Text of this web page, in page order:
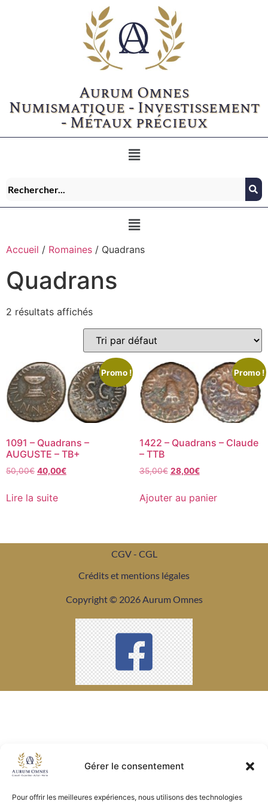
Gérer le consentement
Pour offrir les meilleures expériences, nous utilisons des technologies
Aurum Omnes
Numismatique - Investissement
- Métaux précieux
Accueil / Romaines / Quadrans
Quadrans
2 résultats affichés
Promo !
1091 – Quadrans –
AUGUSTE – TB+
50,00€ 40,00€
Lire la suite
Promo !
1422 – Quadrans – Claude
– TTB
35,00€ 28,00€
Ajouter au panier
CGV - CGL
Crédits et mentions légales
Copyright © 2026 Aurum Omnes